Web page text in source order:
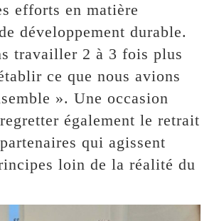
efforts en matière
développement durable.
travailler 2 à 3 fois plus
ce que nous avions
». Une occasion
également le retrait
qui agissent
loin de la réalité du